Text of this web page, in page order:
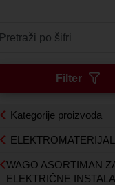
Pretraži po šifri
Filter
Kategorije proizvoda
ELEKTROMATERIJAL
WAGO ASORTIMAN
ELEKTRIČNE